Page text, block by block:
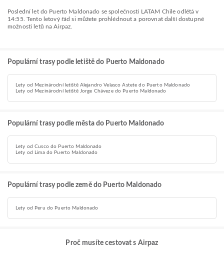
Poslední let do Puerto Maldonado se společností LATAM Chile odlétá v
14:55. Tento letový řád si můžete prohlédnout a porovnat další dostupné
možnosti letů na Airpaz.
Populární trasy podle letiště do Puerto Maldonado
Lety od Mezinárodní letiště Alejandro Velasco Astete do Puerto Maldonado
Lety od Mezinárodní letiště Jorge Cháveze do Puerto Maldonado
Populární trasy podle města do Puerto Maldonado
Lety od Cusco do Puerto Maldonado
Lety od Lima do Puerto Maldonado
Populární trasy podle země do Puerto Maldonado
Lety od Peru do Puerto Maldonado
Proč musíte cestovat s Airpaz